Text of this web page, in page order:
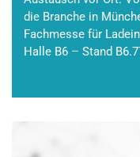
die Branche in
Fachmesse für
Halle B6 – Stand